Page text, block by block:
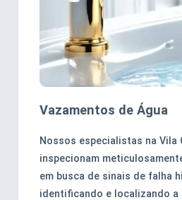
Vazamentos de Água
Nossos especialistas na Vila
inspecionam
em busca de sinais de falha
identificando e localizando a